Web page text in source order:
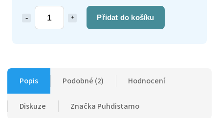
Přidat do košíku
Popis Podobné (2) Hodnocení
Diskuze Značka Puhdistamo